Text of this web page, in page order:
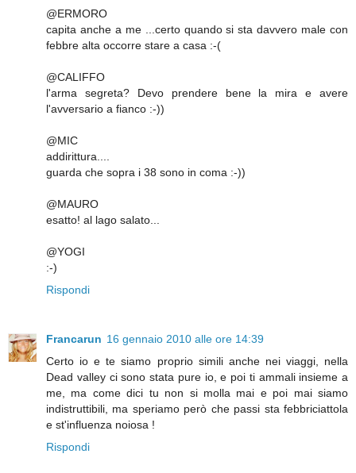
@ERMORO
capita anche a me ...certo quando si sta davvero male con
febbre alta occorre stare a casa :-(
@CALIFFO
l'arma segreta? Devo prendere bene la mira e avere
l'avversario a fianco :-))
@MIC
addirittura....
guarda che sopra i 38 sono in coma :-))
@MAURO
esatto! al lago salato...
@YOGI
:-)
Rispondi
Francarun 16 gennaio 2010 alle ore 14:39
Certo io e te siamo proprio simili anche nei viaggi, nella
Dead valley ci sono stata pure io, e poi ti ammali insieme a
me, ma come dici tu non si molla mai e poi mai siamo
indistruttibili, ma speriamo però che passi sta febbriciattola
e st'influenza noiosa !
Rispondi